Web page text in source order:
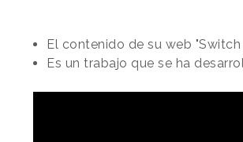
El contenido de su web
Es un trabajo que se ha